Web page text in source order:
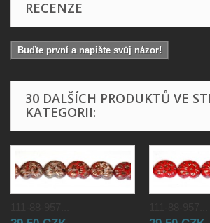
RECENZE
Buďte první a napište svůj názor!
30 DALŠÍCH PRODUKTŮ VE
KATEGORII: